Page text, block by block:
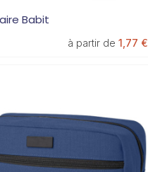
Babit
à partir de 1,77 €